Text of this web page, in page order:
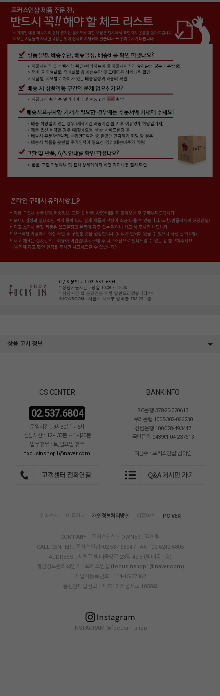
상품 고시 정보
CS CENTER
02.537.6804
운영시간 : 9시30분 ~ 6시
점심시간 : 12시30분 ~ 1시30분
업무휴무 : 토,일요일 휴무
focusinshop1@naver.com
BANK INFO
SC은행 378-20-020613
우리은행 1005-302-066230
신한은행 100-028-493447
국민은행 043901-04-237613
예금주 : 포커스인샵 김이림
회사소개 | 이용안내 | 개인정보처리방침 | 이용약관 | PC VER
COMPANY : 포커스인샵 / OWNER : 김이림
CALL CENTER : 포커스인샵/02-537-6804 / FAX : 02-6242-6805
ADDRESS : 서초구 방배중앙로 23길 42-3 (방배동 1층)
개인정보관리책임자 : 포커스인샵 (focusinshop1@naver.com)
사업자등록번호 : 114-15-37362
통신판매업신고 : 제2012 서울서초 1058호
INSTAGRAM @focusin_shop